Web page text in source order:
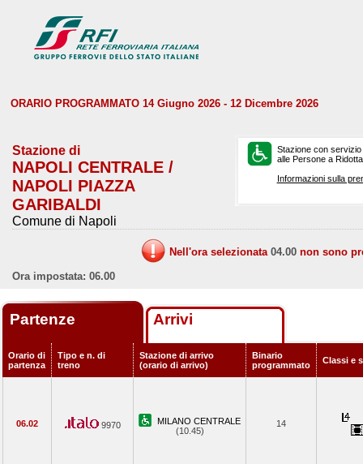
ORARIO PROGRAMMATO 14 Giugno 2026 - 12 Dicembre 2026
Stazione di
NAPOLI CENTRALE /
NAPOLI PIAZZA
GARIBALDI
Comune di Napoli
Stazione con
alle Persone a
Informazioni sulla
Nell'ora selezionata 04.00 non sono
Ora impostata: 06.00
Partenze Arrivi
Orario di
partenza
Tipo e n. di
treno
Stazione di arrivo
(orario di arrivo)
Binario
programmato
Classi e
06.02 9970
MILANO CENTRALE
(10.45)
14